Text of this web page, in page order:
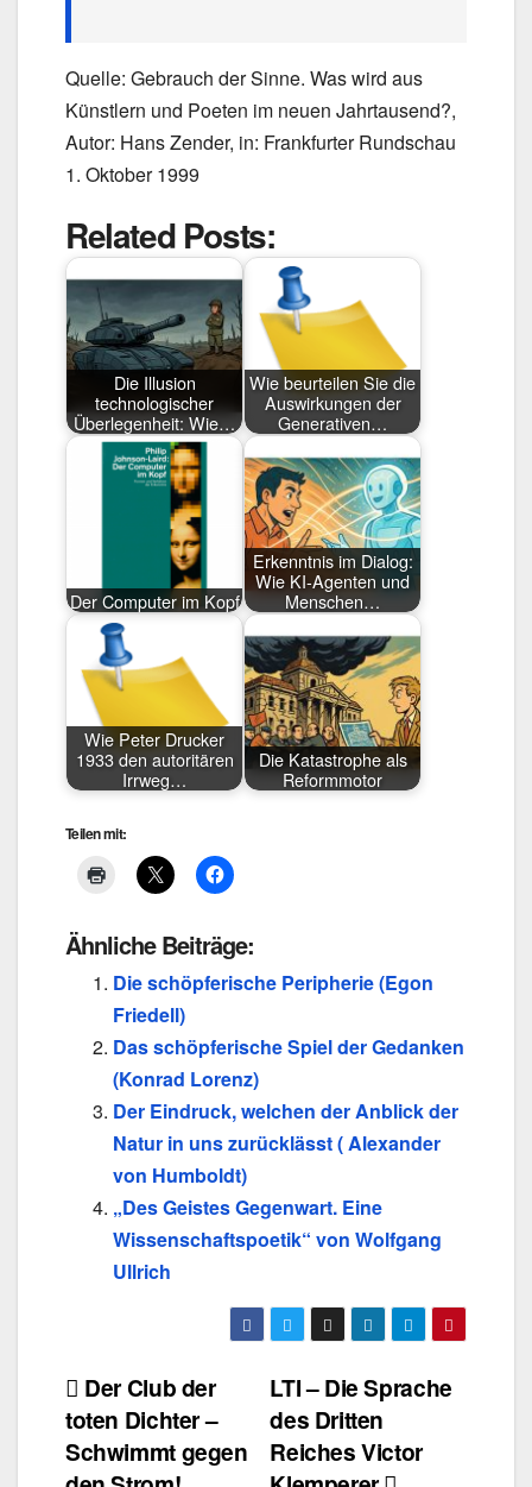
Quelle: Gebrauch der Sinne. Was wird aus
Künstlern und Poeten im neuen Jahrtausend?,
Autor: Hans Zender, in: Frankfurter Rundschau
1. Oktober 1999
Related Posts:
Die Illusion
technologischer
Überlegenheit: Wie…
Wie beurteilen Sie die
Auswirkungen der
Generativen…
Der Computer im Kopf
Erkenntnis im Dialog:
Wie KI-Agenten und
Menschen…
Wie Peter Drucker
1933 den autoritären
Irrweg…
Die Katastrophe als
Reformmotor
Teilen mit:
Ähnliche Beiträge:
Die schöpferische Peripherie (Egon
Friedell)
Das schöpferische Spiel der Gedanken
(Konrad Lorenz)
Der Eindruck, welchen der Anblick der
Natur in uns zurücklässt ( Alexander
von Humboldt)
„Des Geistes Gegenwart. Eine
Wissenschaftspoetik“ von Wolfgang
Ullrich
Beitragsnavigation
LTI – Die Sprache
des Dritten
Reiches Victor
Der Club der
toten Dichter –
Schwimmt gegen